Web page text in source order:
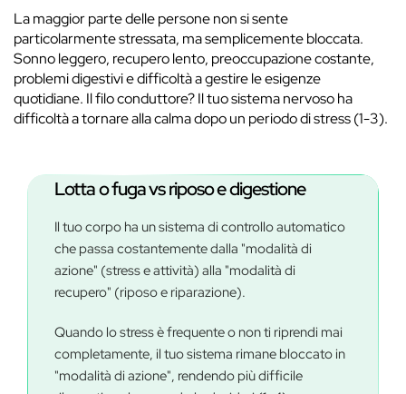
La maggior parte delle persone non si sente
particolarmente stressata, ma semplicemente bloccata.
Sonno leggero, recupero lento, preoccupazione costante,
problemi digestivi e difficoltà a gestire le esigenze
quotidiane. ​Il filo conduttore? Il tuo sistema nervoso ha
difficoltà a tornare alla calma dopo un periodo di stress (1-3).
Lotta o fuga vs riposo e digestione
Il tuo corpo ha un sistema di controllo automatico
che passa costantemente dalla "modalità di
azione" (stress e attività) alla "modalità di
recupero" (riposo e riparazione).
Quando lo stress è frequente o non ti riprendi mai
completamente, il tuo sistema rimane bloccato in
"modalità di azione", rendendo più difficile